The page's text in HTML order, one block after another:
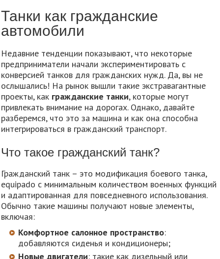
Танки как гражданские
автомобили
Недавние тенденции показывают, что некоторые
предприниматели начали экспериментировать с
конверсией танков для гражданских нужд. Да, вы не
ослышались! На рынок вышли такие экстравагантные
проекты, как гражданские танки, которые могут
привлекать внимание на дорогах. Однако, давайте
разберемся, что это за машина и как она способна
интегрироваться в гражданский транспорт.
Что такое гражданский танк?
Гражданский танк – это модификация боевого танка,
equipado с минимальным количеством военных функций
и адаптированная для повседневного использования.
Обычно такие машины получают новые элементы,
включая:
Комфортное салонное пространство:
добавляются сиденья и кондиционеры;
Новые двигатели: такие как дизельный или